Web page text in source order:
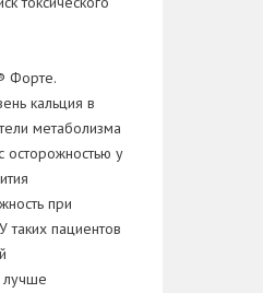
Форте.
кальция в
метаболизма
осторожностью у
при
пациентов
лучше